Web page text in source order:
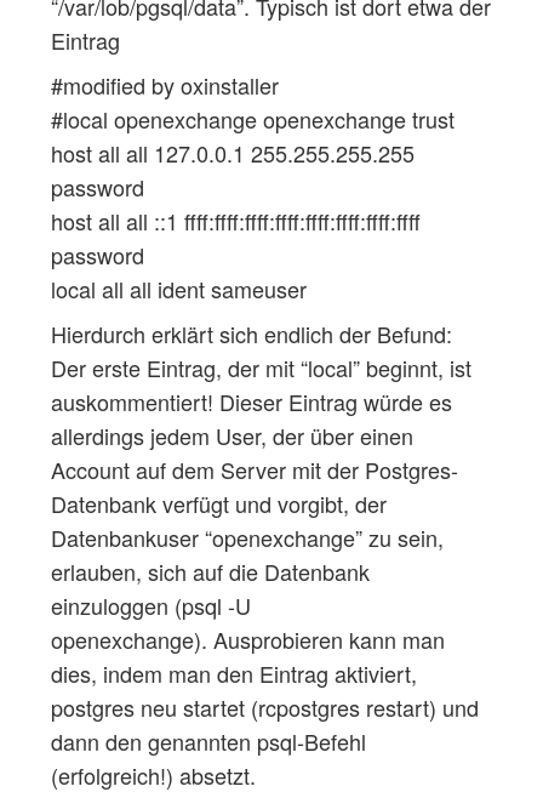
Eintrag
#modified by oxinstaller
#local openexchange openexchange trust
host all all 127.0.0.1 255.255.255.255
password
host all all ::1 ffff:ffff:ffff:ffff:ffff:ffff:ffff:ffff
password
local all all ident sameuser
Hierdurch erklärt sich endlich der Befund:
Der erste Eintrag, der mit “local” beginnt, ist
auskommentiert! Dieser Eintrag würde es
allerdings jedem User, der über einen
Account auf dem Server mit der Postgres-
Datenbank verfügt und vorgibt, der
Datenbankuser “openexchange” zu sein,
erlauben, sich auf die Datenbank
einzuloggen (psql -U
openexchange). Ausprobieren kann man
dies, indem man den Eintrag aktiviert,
postgres neu startet (rcpostgres restart) und
dann den genannten psql-Befehl
(erfolgreich!) absetzt.